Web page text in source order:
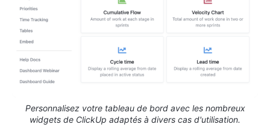
Personnalisez votre tableau de bord avec les nombreux
widgets de ClickUp adaptés à divers cas d'utilisation.